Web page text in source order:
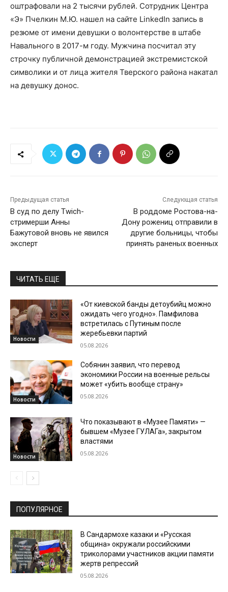
оштрафовали на 2 тысячи рублей. Сотрудник Центра
«Э» Пчелкин М.Ю. нашел на сайте LinkedIn запись в
резюме от имени девушки о волонтерстве в штабе
Навального в 2017-м году. Мужчина посчитал эту
строчку публичной демонстрацией экстремистской
символики и от лица жителя Тверского района накатал
на девушку донос.
Предыдущая статья
В суд по делу Twich-
стримерши Анны
Бажутовой вновь не явился
эксперт
Следующая статья
В роддоме Ростова-на-
Дону рожениц отправили в
другие больницы, чтобы
принять раненых военных
ЧИТАТЬ ЕЩЕ
Новости
«От киевской банды детоубийц можно
ожидать чего угодно». Памфилова
встретилась с Путиным после
жеребьевки партий
05.08.2026
Новости
Собянин заявил, что перевод
экономики России на военные рельсы
может «убить вообще страну»
05.08.2026
Новости
Что показывают в «Музее Памяти» —
бывшем «Музее ГУЛАГа», закрытом
властями
05.08.2026
ПОПУЛЯРНОЕ
В Сандармохе казаки и «Русская
община» окружали российскими
триколорами участников акции памяти
жертв репрессий
05.08.2026